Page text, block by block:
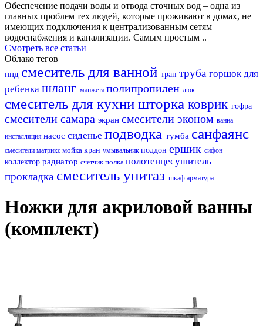
Обеспечение подачи воды и отвода сточных вод – одна из
главных проблем тех людей, которые проживают в домах, не
имеющих подключения к централизованным сетям
водоснабжения и канализации. Самым простым ..
Смотреть все статьи
Облако тегов
пнд смеситель для ванной трап труба горшок для
ребенка шланг манжета полипропилен люк
смеситель для кухни шторка коврик гофра
смесители самара экран смесители эконом ванна
инсталляция насос сиденье подводка тумба санфаянс
смесители матрикс мойка кран умывальник поддон ершик сифон
коллектор радиатор счетчик полка полотенцесушитель
прокладка смеситель унитаз шкаф арматура
Ножки для акриловой ванны
(комплект)